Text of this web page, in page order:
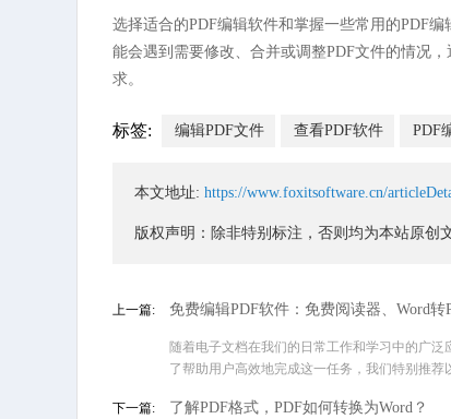
选择适合的PDF编辑软件和掌握一些常用的PDF
能会遇到需要修改、合并或调整PDF文件的情况
求。
标签: 编辑PDF文件 查看PDF软件 PDF
本文地址: https://www.foxitsoftware.cn/
版权声明：除非特别标注，否则均为本站原创
上一篇: 免费编辑PDF软件：免费阅读器、Word转
随着电子文档在我们的日常工作和学习中的广
了帮助用户高效地完成这一任务，我们特别推荐
下一篇: 了解PDF格式，PDF如何转换为Word？